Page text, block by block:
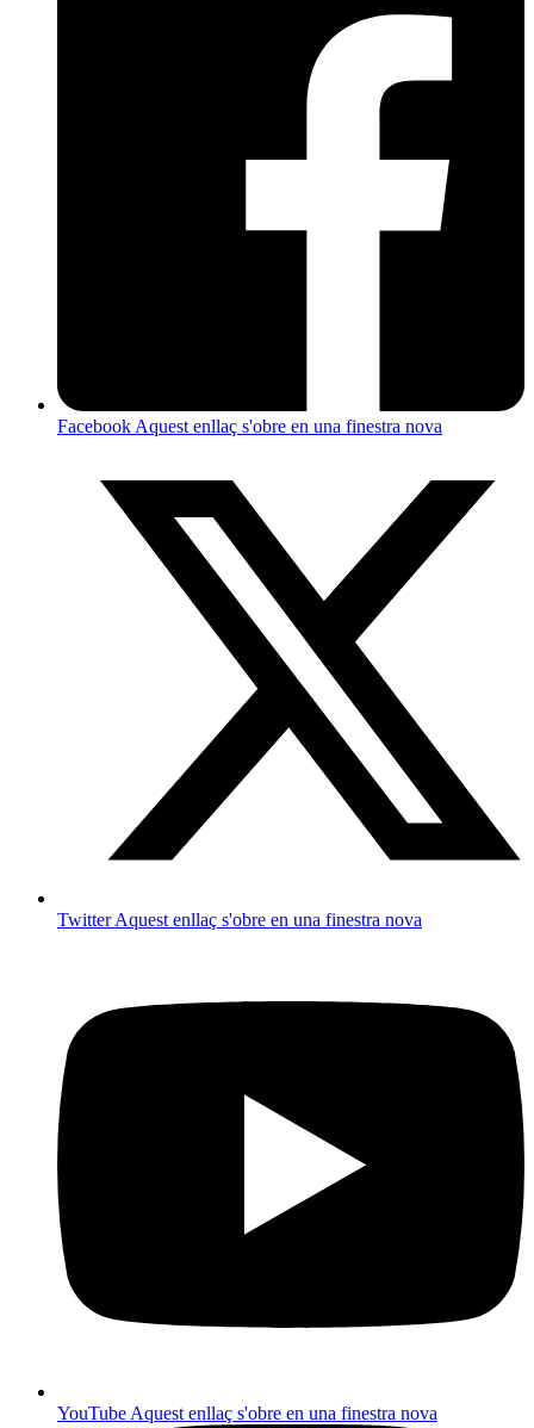
Facebook Aquest enllaç s'obre en una finestra nova
TwitterAquest enllaç s'obre en una finestra nova
YouTube Aquest enllaç s'obre en una finestra nova